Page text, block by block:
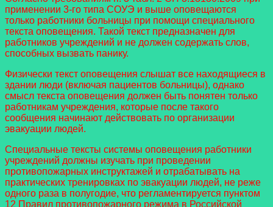
применении 3-го типа СОУЭ и выше оповещаются
только работники больницы при помощи специального
текста оповещения. Такой текст предназначен для
работников учреждений и не должен содержать слов,
способных вызвать панику.
Физически текст оповещения слышат все находящиеся в
здании люди (включая пациентов больницы), однако
смысл текста оповещения должен быть понятен только
работникам учреждения, которые после такого
сообщения начинают действовать по организации
эвакуации людей.
Специальные тексты системы оповещения работники
учреждений должны изучать при проведении
противопожарных инструктажей и отрабатывать на
практических тренировках по эвакуации людей, не реже
одного раза в полугодие, что регламентируется пунктом
12 Правил противопожарного режима в Российской